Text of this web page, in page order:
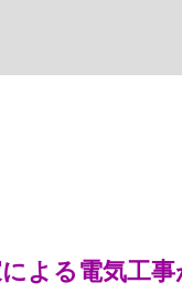
による電気工